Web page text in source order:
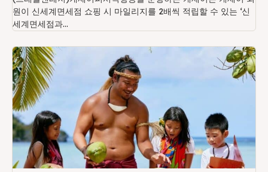
원이 신세계면세점 쇼핑 시 마일리지를 2배씩 적립할 수 있는 ‘신
세계면세점과...